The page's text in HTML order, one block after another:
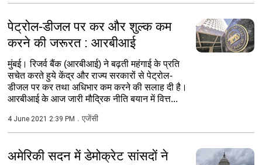
पेट्रोल-डीजल पर कर और शुल्क कम
करने की जरूरत : आरबीआई
मुंबई। रिजर्व बैंक (आरबीआई) ने बढ़ती महंगाई के प्रति
सचेत करते हुये केंद्र और राज्य सरकारों से पेट्रोल-
डीजल पर कर तथा अधिभार कम करने की सलाह दी है।
आरबीआई के आज जारी मौद्रिक नीति बयान में वित्त...
4 June 2021 2:39 PM एजेंसी
अमेरिकी सदन में डेमोक्रेट सांसदों ने